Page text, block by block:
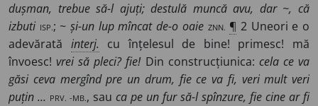
dușman, trebue să-l ajuți; destulă muncă avu, dar ~, că
izbuti ISP.; ~și-un lup mîncat de-o oaie ZNN. ¶ 2 Uneori e o
adevărată interj. cu înțelesul de bine! primesc! mă
învoesc!vrei să pleci? fie!Din construcțiunica: cela ce va
găsi ceva mergînd pre un drum, fie ce va fi, veri mult veri
puțin ... PRV. -MB., sau ca pe un fur să-l spînzure, fie cine ar fi